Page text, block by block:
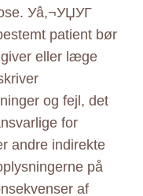
Уâ,¬УЏУГ
patient bør
eller læge
og fejl, det
for
andre indirekte
på
af